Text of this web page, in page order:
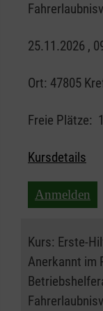
25.11.2026 ,
Ort: 47805
Freie Plätze:
Kursdetails
Anmelden
Kurs: Erste-
Anerkannt im